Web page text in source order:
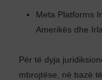
Meta Platforms
Amerikës dhe
Për të dyja
mbrojtëse, në bazë